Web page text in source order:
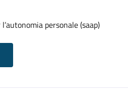
personale (saap)